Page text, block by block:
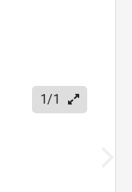
1/1